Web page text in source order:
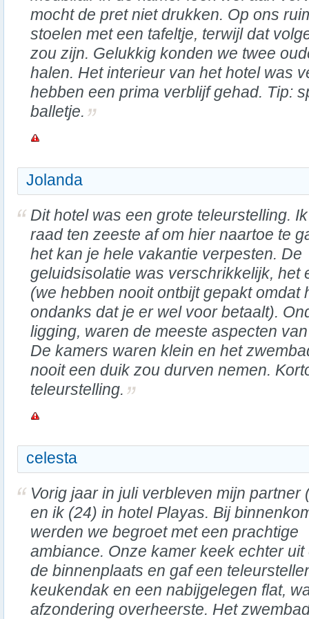
mocht de pret niet drukken. Op ons
stoelen met een tafeltje, terwijl dat
zou zijn. Gelukkig konden we twee
halen. Het interieur van het hotel was
hebben een prima verblijf gehad. Tip:
balletje.
Jolanda
Dit hotel was een grote teleurstelling. Ik
raad ten zeeste af om hier naartoe te
het kan je hele vakantie verpesten. De
geluidsisolatie was verschrikkelijk, het
(we hebben nooit ontbijt gepakt omdat
ondanks dat je er wel voor betaalt).
ligging, waren de meeste aspecten
De kamers waren klein en het
nooit een duik zou durven nemen.
teleurstelling.
celesta
Vorig jaar in juli verbleven mijn partner
en ik (24) in hotel Playas. Bij
werden we begroet met een prachtige
ambiance. Onze kamer keek echter uit
de binnenplaats en gaf een
keukendak en een nabijgelegen flat,
afzondering overheerste. Het